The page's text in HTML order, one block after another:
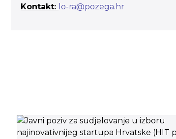
Kontakt: lo-ra@pozega.hr